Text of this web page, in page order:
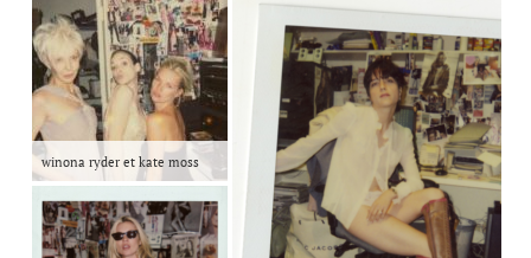
winona ryder et kate moss